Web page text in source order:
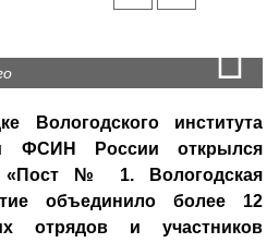
Вологодского института
ФСИН России открылся
«Пост № 1. Вологодская
объединило более 12
отрядов и участников